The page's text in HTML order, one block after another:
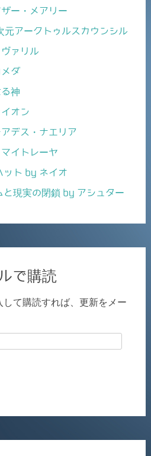
ー・メアリー
アークトゥルスカウンシル
ァリル
ダ
神
オン
デス・ナエリア
イトレーヤ
ット by ネイオ
と現実の閉鎖 by アシュター
で購読
して購読すれば、更新をメー